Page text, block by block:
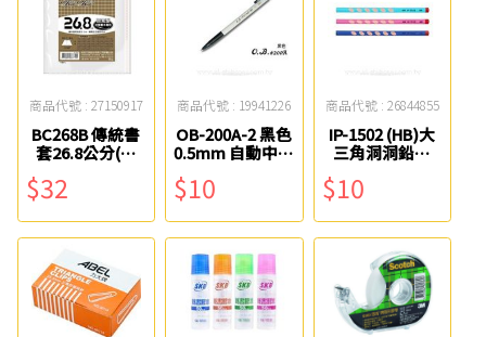
商品代號 : 27150917
BC268B 傳統書
套26.8公分(加
$32
商品代號 : 19941226
OB-200A-2 黑色
0.5mm 自動中性
$10
商品代號 : 26844855
IP-1502 (HB)大
三角洞洞鉛筆
$10